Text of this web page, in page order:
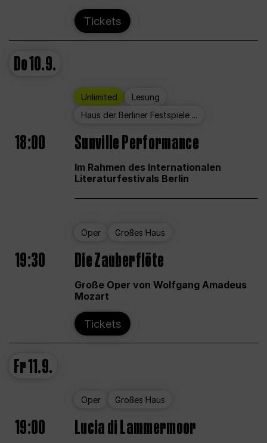
Tickets
Do10.9.
Unlimited
Lesung
Haus der Berliner Festspiele ...
18:00 Sunville Performance
Im Rahmen des Internationalen
Literaturfestivals Berlin
Oper Großes Haus
19:30 Die Zauberflöte
Große Oper von Wolfgang Amadeus
Mozart
Tickets
Fr11.9.
Oper Großes Haus
19:00 Lucia di Lammermoor